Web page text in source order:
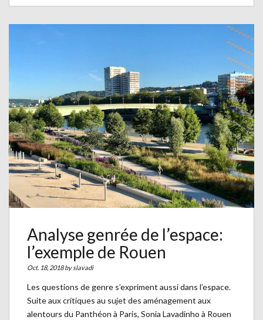
Analyse genrée de l’espace:
l’exemple de Rouen
Oct. 18, 2018 byslavadi
Les questions de genre s’expriment aussi dans l’espace.
Suite aux critiques au sujet des aménagement aux
alentours du Panthéon à Paris, Sonia Lavadinho à Rouen